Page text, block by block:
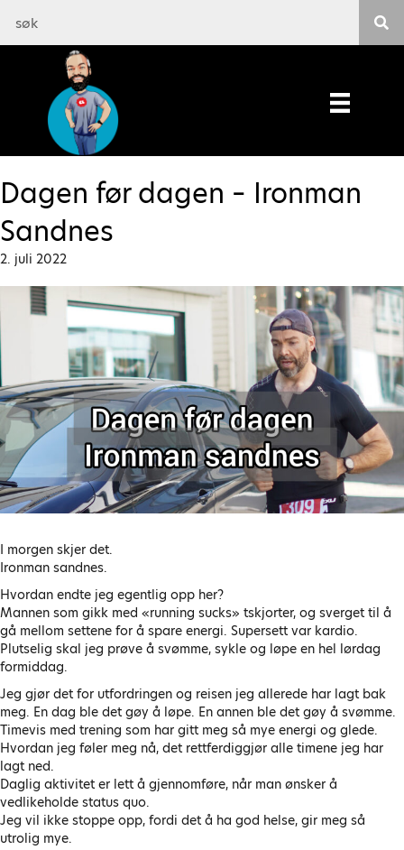
Dagen før dagen – Ironman
Sandnes
2. juli 2022
I morgen skjer det.
Ironman sandnes.
Hvordan endte jeg egentlig opp her?
Mannen som gikk med «running sucks» tskjorter, og sverget til å
gå mellom settene for å spare energi. Supersett var kardio.
Plutselig skal jeg prøve å svømme, sykle og løpe en hel lørdag
formiddag.
Jeg gjør det for utfordringen og reisen jeg allerede har lagt bak
meg. En dag ble det gøy å løpe. En annen ble det gøy å svømme.
Timevis med trening som har gitt meg så mye energi og glede.
Hvordan jeg føler meg nå, det rettferdiggjør alle timene jeg har
lagt ned.
Daglig aktivitet er lett å gjennomføre, når man ønsker å
vedlikeholde status quo.
Jeg vil ikke stoppe opp, fordi det å ha god helse, gir meg så
utrolig mye.